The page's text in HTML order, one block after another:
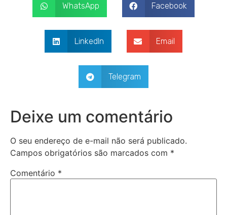
WhatsApp Facebook
LinkedIn Email
Telegram
Deixe um comentário
O seu endereço de e-mail não será publicado.
Campos obrigatórios são marcados com *
Comentário *